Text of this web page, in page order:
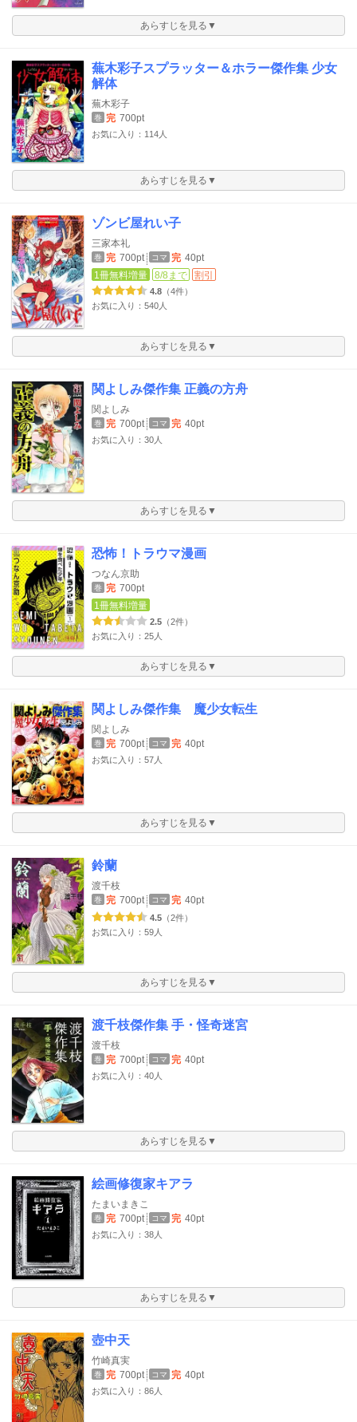
あらすじを見る▼
蕪木彩子スプラッター＆ホラー傑作集 少女
解体
蕪木彩子
巻 完 700pt
お気に入り：114人
あらすじを見る▼
ゾンビ屋れい子
三家本礼
巻 完 700pt コマ 完 40pt
1冊無料増量
8/8まで 割引
4.8 （4件）
お気に入り：540人
あらすじを見る▼
関よしみ傑作集 正義の方舟
関よしみ
巻 完 700pt コマ 完 40pt
お気に入り：30人
あらすじを見る▼
恐怖！トラウマ漫画
つなん京助
巻 完 700pt
1冊無料増量
2.5 （2件）
お気に入り：25人
あらすじを見る▼
関よしみ傑作集 魔少女転生
関よしみ
巻 完 700pt コマ 完 40pt
お気に入り：57人
あらすじを見る▼
鈴蘭
渡千枝
巻 完 700pt コマ 完 40pt
4.5 （2件）
お気に入り：59人
あらすじを見る▼
渡千枝傑作集 手・怪奇迷宮
渡千枝
巻 完 700pt コマ 完 40pt
お気に入り：40人
あらすじを見る▼
絵画修復家キアラ
たまいまきこ
巻 完 700pt コマ 完 40pt
お気に入り：38人
あらすじを見る▼
壺中天
竹崎真実
巻 完 700pt コマ 完 40pt
お気に入り：86人